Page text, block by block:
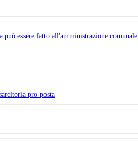
essere fatto all'amministrazione comunale.
pro-posta